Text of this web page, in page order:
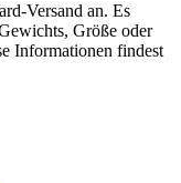
Versand an. Es
Größe oder
Informationen findest